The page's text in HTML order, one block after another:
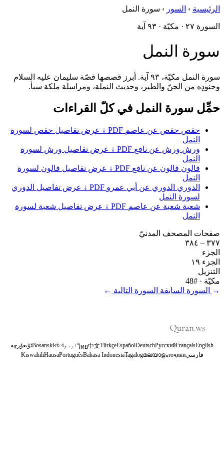
الرئيسية › السور › سورة النمل
السورة ٢٧ · مكيّة · ٩٣ آية
سورة النمل
سورة النمل مكيّة، ٩٣ آية. أبرز قصصها قصّة سليمان عليه السلام
وجنودِه من الجنّ والطير، وحديث النملة، ومراسلة ملكة سبأ.
حمِّل سورة النمل في كلّ القراءات
حفص حفص عن عاصم PDF ↓
عرض تفاصيل حفص لسورة
النمل
ورش ورش عن نافع PDF ↓
عرض تفاصيل ورش لسورة
النمل
قالون قالون عن نافع PDF ↓
عرض تفاصيل قالون لسورة
النمل
الدوري الدوري عن أبي عمرو PDF ↓
عرض تفاصيل الدوري
لسورة النمل
شعبة شعبة عن عاصم PDF ↓
عرض تفاصيل شعبة لسورة
النمل
صفحات المصحف المدنيّ
٣٧٧ – ٣٨٤
الجزء
الجزء ١٩
التنزيل
مكيّة · #48
←
السورة السابقة السورة التالية →
English
Français
Русский
Deutsch
Español
Türkçe
中文
ไทยاردوবাংলা
Bosanskiئۇيغۇرچە
فارسیтоҷикӣ
മലയാളം
Tagalog
Bahasa Indonesia
Português
Hausa
Kiswahili